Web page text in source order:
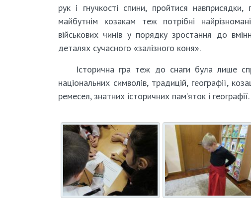
рук і гнучкості спини, пройтися
майбутнім козакам теж потрібні
військових чинів у порядку зростання до
деталях сучасного «залізного коня».
Історична гра теж до снаги була лише
національних символів, традицій, географії,
ремесел, знатних історичних пам’яток і географії.